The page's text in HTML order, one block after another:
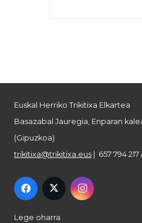
Euskal Herriko Trikitixa Elkartea
Basazabal Jauregia, Enparan
(Gipuzkoa)
trikitixa@trikitixa.eus | 657 794
Lege oharra